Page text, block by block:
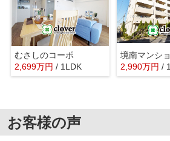
むさしのコーポ
2,699万円 / 1LDK
境南マンシ
2,990万円 /
お客様の声